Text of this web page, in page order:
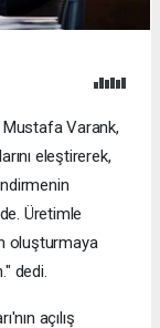
Mustafa Varank,
eleştirerek,
Üretimle
oluşturmaya
dedi.
açılış